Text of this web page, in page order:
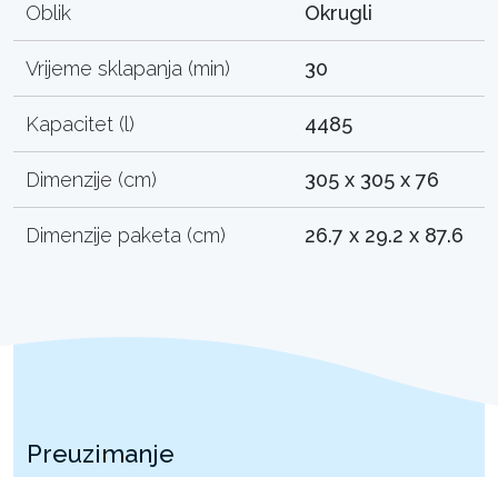
Oblik Okrugli
Vrijeme sklapanja (min) 30
Kapacitet (l) 4485
Dimenzije (cm) 305 x 305 x 76
Dimenzije paketa (cm) 26.7 x 29.2 x 87.6
Preuzimanje